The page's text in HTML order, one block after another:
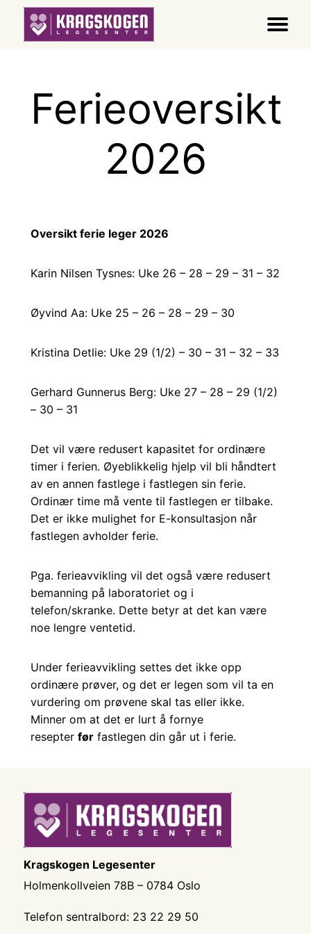
Ferieoversikt
2026
Oversikt ferie leger 2026
Karin Nilsen Tysnes: Uke 26 – 28 – 29 – 31 – 32
Øyvind Aa: Uke 25 – 26 – 28 – 29 – 30
Kristina Detlie: Uke 29 (1/2) – 30 – 31 – 32 – 33
Gerhard Gunnerus Berg: Uke 27 – 28 – 29 (1/2)
– 30 – 31
Det vil være redusert kapasitet for ordinære
timer i ferien. Øyeblikkelig hjelp vil bli håndtert
av en annen fastlege i fastlegen sin ferie.
Ordinær time må vente til fastlegen er tilbake.
Det er ikke mulighet for E-konsultasjon når
fastlegen avholder ferie.
Pga. ferieavvikling vil det også være redusert
bemanning på laboratoriet og i
telefon/skranke. Dette betyr at det kan være
noe lengre ventetid.
Under ferieavvikling settes det ikke opp
ordinære prøver, og det er legen som vil ta en
vurdering om prøvene skal tas eller ikke.
Minner om at det er lurt å fornye
resepter før fastlegen din går ut i ferie.
Kragskogen Legesenter
Holmenkollveien 78B – 0784 Oslo
Telefon sentralbord: 23 22 29 50